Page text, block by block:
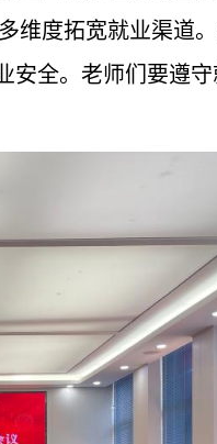
维度拓宽就业渠道
安全。老师们要遵